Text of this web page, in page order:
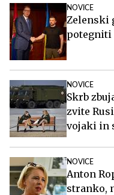
NOVICE
Zelenski
potegniti
NOVICE
Skrb
zvite
vojaki in
NOVICE
Anton
stranko,